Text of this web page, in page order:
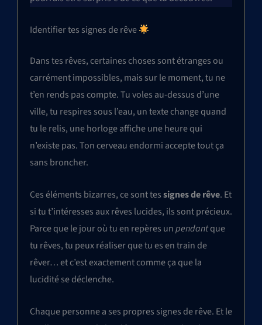
Identifier tes signes de rêve
Dans tes rêves, certaines choses sont étranges ou
carrément impossibles, mais sur le moment, tu ne
t’en rends pas compte. Tu voles au-dessus d’une
ville, tu respires sous l’eau, un texte change quand
tu le relis, une horloge affiche une heure qui
n’existe pas. Ton cerveau endormi accepte tout ça
sans broncher.
Ces éléments bizarres, ce sont tessignes de rêve. Et
si tu t’intéresses aux rêves lucides, ils sont précieux.
Parce que le jour où tu en repères unpendantque
tu rêves, tu peux réaliser que tu es en train de
rêver… et c’est exactement comme ça que la
lucidité se déclenche.
Chaque personne a ses propres signes de rêve. Et le